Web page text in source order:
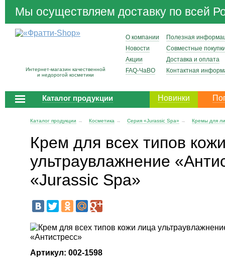
Мы осуществляем доставку по всей
Интернет-магазин качественной
и недорогой косметики
О компании
Новости
Акции
FAQ-ЧаВО
Полезная
Совместные
Доставка и оплата
Контактная
Каталог продукции Новинки
Каталог продукции → Косметика → Серия «Jurassic Spa» → Кремы для
Крем для всех типов
ультраувлажнение
«Jurassic Spa»
Артикул: 002-1598